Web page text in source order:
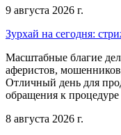
9 августа 2026 г.
Зурхай на сегодня:
Масштабные благие
аферистов,
Отличный день для
обращения к
8 августа 2026 г.